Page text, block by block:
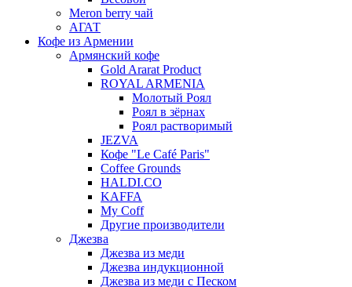
Meron berry чай
АГАТ
Кофе из Армении
Армянский кофе
Gold Ararat Product
ROYAL ARMENIA
Молотый Роял
Роял в зёрнах
Роял растворимый
JEZVA
Кофе "Le Café Paris"
Coffee Grounds
HALDI.CO
KAFFA
My Coff
Другие производители
Джезва
Джезва из меди
Джезва индукционной
Джезва из меди с Песком